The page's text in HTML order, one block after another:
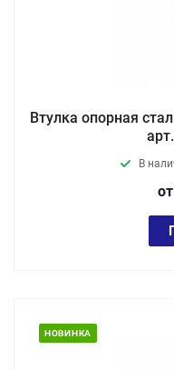
Втулка опорная
В
НОВИНКА